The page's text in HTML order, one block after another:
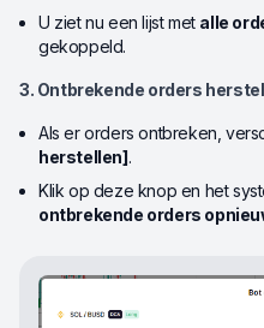
U ziet nu een lijst met alle
gekoppeld.
3. Ontbrekende orders
Als er orders ontbreken,
herstellen].
Klik op deze knop en het
ontbrekende orders